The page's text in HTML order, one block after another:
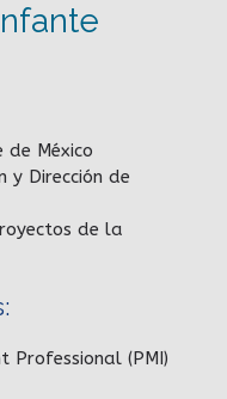
de México
y Dirección de
de la
Professional (PMI)